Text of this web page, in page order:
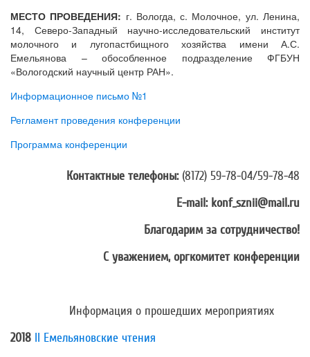
МЕСТО ПРОВЕДЕНИЯ: г. Вологда, с. Молочное, ул. Ленина,
14, Северо-Западный научно-исследовательский институт
молочного и лугопастбищного хозяйства имени А.С.
Емельянова – обособленное подразделение ФГБУН
«Вологодский научный центр РАН».
Информационное письмо №1
Регламент проведения конференции
Программа конференции
Контактные телефоны: (8172) 59-78-04/59-78-48
Е-mail: konf_sznii@mail.ru
Благодарим за сотрудничество!
С уважением, оргкомитет конференции
Информация о прошедших мероприятиях
2018 II Емельяновские чтения